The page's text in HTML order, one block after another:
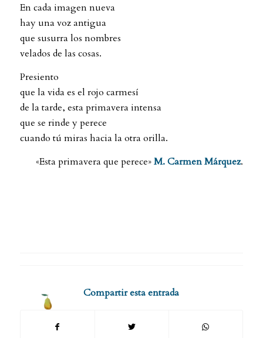
En cada imagen nueva
hay una voz antigua
que susurra los nombres
velados de las cosas.
Presiento
que la vida es el rojo carmesí
de la tarde, esta primavera intensa
que se rinde y perece
cuando tú miras hacia la otra orilla.
«Esta primavera que perece»M. Carmen Márquez.
Compartir esta entrada